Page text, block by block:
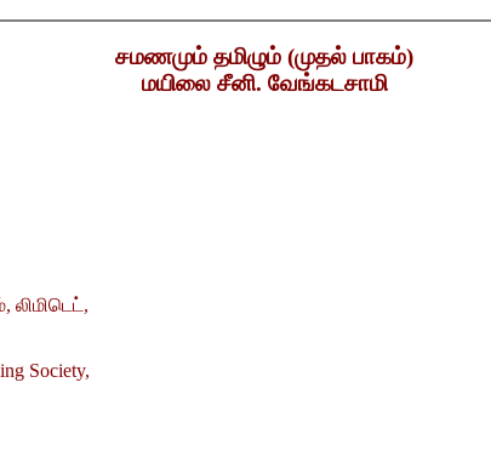
சமணமும் தமிழும் (முதல் பாகம்)
மயிலை சீனி. வேங்கடசாமி
லிமிடெட்,
Society,